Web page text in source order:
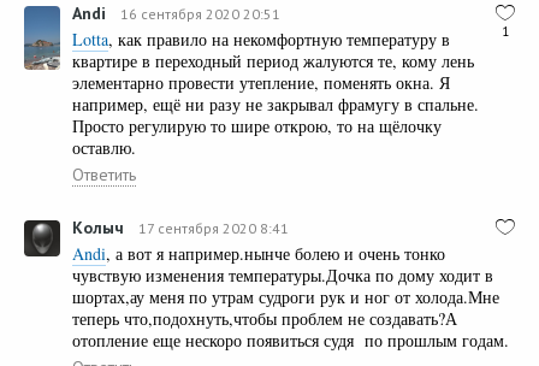
1
Andi 16 сентября 2020 20:51
Lotta, как правило на некомфортную температуру в
квартире в переходный период жалуются те, кому лень
элементарно провести утепление, поменять окна. Я
например, ещё ни разу не закрывал фрамугу в спальне.
Просто регулирую то шире открою, то на щёлочку
оставлю.
Ответить
Колыч 17 сентября 2020 8:41
Andi, а вот я например.нынче болею и очень тонко
чувствую изменения температуры.Дочка по дому ходит в
шортах,ау меня по утрам судроги рук и ног от холода.Мне
теперь что,подохнуть,чтобы проблем не создавать?А
отопление еще нескоро появиться судя по прошлым годам.